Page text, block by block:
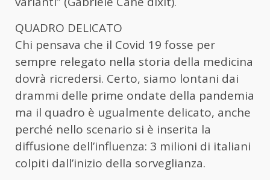
QUADRO DELICATO
Chi pensava che il Covid 19 fosse per
sempre relegato nella storia della medicina
dovrà ricredersi. Certo, siamo lontani dai
drammi delle prime ondate della pandemia
ma il quadro è ugualmente delicato, anche
perché nello scenario si è inserita la
diffusione dell’influenza: 3 milioni di italiani
colpiti dall’inizio della sorveglianza.